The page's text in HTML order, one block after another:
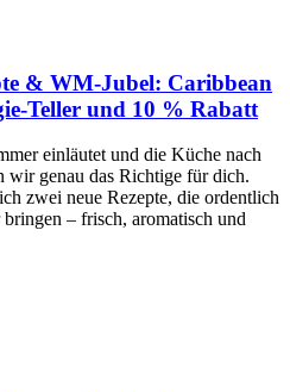
& WM-Jubel: Caribbean
Teller und 10 % Rabatt
einläutet und die Küche nach
wir genau das Richtige für dich.
zwei neue Rezepte, die ordentlich
– frisch, aromatisch und